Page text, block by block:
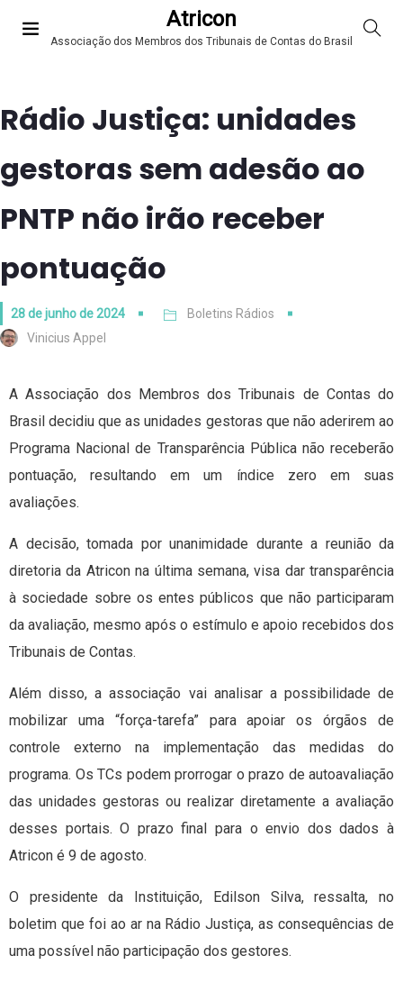
Atricon
Associação dos Membros dos Tribunais de Contas do Brasil
Rádio Justiça: unidades
gestoras sem adesão ao
PNTP não irão receber
pontuação
28 de junho de 2024
Boletins Rádios
Vinicius Appel
A Associação dos Membros dos Tribunais de Contas do
Brasil decidiu que as unidades gestoras que não aderirem ao
Programa Nacional de Transparência Pública não receberão
pontuação, resultando em um índice zero em suas
avaliações.
A decisão, tomada por unanimidade durante a reunião da
diretoria da Atricon na última semana, visa dar transparência
à sociedade sobre os entes públicos que não participaram
da avaliação, mesmo após o estímulo e apoio recebidos dos
Tribunais de Contas.
Além disso, a associação vai analisar a possibilidade de
mobilizar uma “força-tarefa” para apoiar os órgãos de
controle externo na implementação das medidas do
programa. Os TCs podem prorrogar o prazo de autoavaliação
das unidades gestoras ou realizar diretamente a avaliação
desses portais. O prazo final para o envio dos dados à
Atricon é 9 de agosto.
O presidente da Instituição, Edilson Silva, ressalta, no
boletim que foi ao ar na Rádio Justiça, as consequências de
uma possível não participação dos gestores.